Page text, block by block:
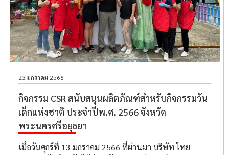
23 มกราคม 2566
กิจกรรม CSR สนับสนุนผลิตภัณฑ์สำหรับกิจกรรมวัน
เด็กแห่งชาติ ประจำปีพ.ศ. 2566 จังหวัด
พระนครศรีอยุธยา
เมื่อวันศุกร์ที่ 13 มกราคม 2566 ที่ผ่านมา บริษัท ไทย